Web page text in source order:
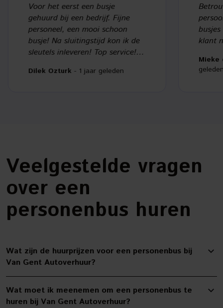
Voor het eerst een busje
gehuurd bij een bedrijf. Fijne
personeel, een mooi schoon
busje! Na sluitingstijd kon ik de
sleutels inleveren! Top service!
Dilek Ozturk- 1 jaar geleden
klant
Mieke
geleden
Veelgestelde vragen
over een
personenbus huren
Wat zijn de huurprijzen voor een personenbus bij
Van Gent Autoverhuur?
Wat moet ik meenemen om een personenbus te
huren bij Van Gent Autoverhuur?